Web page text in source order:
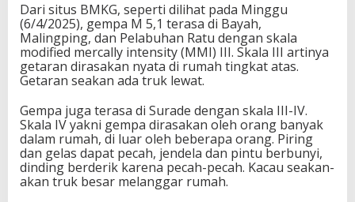
Dari situs BMKG, seperti dilihat pada Minggu
(6/4/2025), gempa M 5,1 terasa di Bayah,
Malingping, dan Pelabuhan Ratu dengan skala
modified mercally intensity (MMI) III. Skala III artinya
getaran dirasakan nyata di rumah tingkat atas.
Getaran seakan ada truk lewat.
Gempa juga terasa di Surade dengan skala III-IV.
Skala IV yakni gempa dirasakan oleh orang banyak
dalam rumah, di luar oleh beberapa orang. Piring
dan gelas dapat pecah, jendela dan pintu berbunyi,
dinding berderik karena pecah-pecah. Kacau seakan-
akan truk besar melanggar rumah.